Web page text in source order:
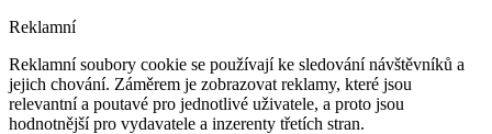
Reklamní
Reklamní soubory cookie se používají ke sledování návštěvníků a
jejich chování. Záměrem je zobrazovat reklamy, které jsou
relevantní a poutavé pro jednotlivé uživatele, a proto jsou
hodnotnější pro vydavatele a inzerenty třetích stran.